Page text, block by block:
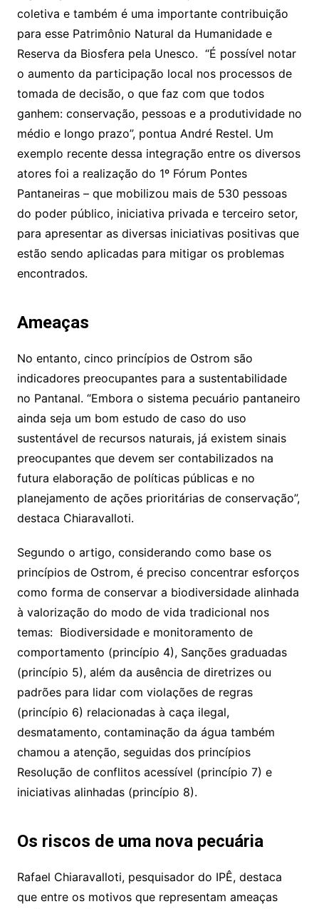
coletiva e também é uma importante contribuição
para esse Patrimônio Natural da Humanidade e
Reserva da Biosfera pela Unesco. “É possível notar
o aumento da participação local nos processos de
tomada de decisão, o que faz com que todos
ganhem: conservação, pessoas e a produtividade no
médio e longo prazo”, pontua André Restel. Um
exemplo recente dessa integração entre os diversos
atores foi a realização do 1º Fórum Pontes
Pantaneiras – que mobilizou mais de 530 pessoas
do poder público, iniciativa privada e terceiro setor,
para apresentar as diversas iniciativas positivas que
estão sendo aplicadas para mitigar os problemas
encontrados.
Ameaças
No entanto, cinco princípios de Ostrom são
indicadores preocupantes para a sustentabilidade
no Pantanal. “Embora o sistema pecuário pantaneiro
ainda seja um bom estudo de caso do uso
sustentável de recursos naturais, já existem sinais
preocupantes que devem ser contabilizados na
futura elaboração de políticas públicas e no
planejamento de ações prioritárias de conservação”,
destaca Chiaravalloti.
Segundo o artigo, considerando como base os
princípios de Ostrom, é preciso concentrar esforços
como forma de conservar a biodiversidade alinhada
à valorização do modo de vida tradicional nos
temas: Biodiversidade e monitoramento de
comportamento (princípio 4), Sanções graduadas
(princípio 5), além da ausência de diretrizes ou
padrões para lidar com violações de regras
(princípio 6) relacionadas à caça ilegal,
desmatamento, contaminação da água também
chamou a atenção, seguidas dos princípios
Resolução de conflitos acessível (princípio 7) e
iniciativas alinhadas (princípio 8).
Os riscos de uma nova pecuária
Rafael Chiaravalloti, pesquisador do IPÊ, destaca
que entre os motivos que representam ameaças